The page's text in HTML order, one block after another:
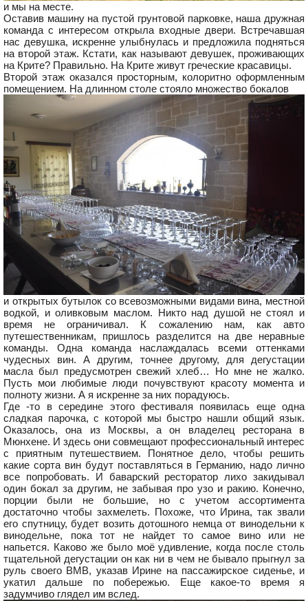
и мы на месте.
Оставив машину на пустой грунтовой парковке, наша дружная
команда с интересом открыла входные двери. Встречавшая
нас девушка, искренне улыбнулась и предложила подняться
на второй этаж. Кстати, как называют девушек, проживающих
на Крите? Правильно. На Крите живут греческие красавицы.
Второй этаж оказался просторным, колоритно оформленным
помещением. На длинном столе стояло множество бокалов
и открытых бутылок со всевозможными видами вина, местной
водкой, и оливковым маслом. Никто над душой не стоял и
время не ограничивал. К сожалению нам, как авто
путешественникам, пришлось разделится на две неравные
команды. Одна команда наслаждалась всеми оттенками
чудесных вин. А другим, точнее другому, для дегустации
масла был предусмотрен свежий хлеб… Но мне не жалко.
Пусть мои любимые люди почувствуют красоту момента и
полноту жизни. А я искренне за них порадуюсь.
Где -то в середине этого фестиваля появилась еще одна
сладкая парочка, с которой мы быстро нашли общий язык.
Оказалось, она из Москвы, а он владелец ресторана в
Мюнхене. И здесь они совмещают профессиональный интерес
с приятным путешествием. Понятное дело, чтобы решить
какие сорта вин будут поставляться в Германию, надо лично
все попробовать. И баварский ресторатор лихо закидывал
один бокал за другим, не забывая про узо и ракию. Конечно,
порции были не большие, но с учетом ассортимента
достаточно чтобы захмелеть. Похоже, что Ирина, так звали
его спутницу, будет возить дотошного немца от винодельни к
винодельне, пока тот не найдет то самое вино или не
напьется. Каково же было моё удивление, когда после столь
тщательной дегустации он как ни в чем не бывало прыгнул за
руль своего ВМВ, указав Ирине на пассажирское сиденье, и
укатил дальше по побережью. Еще какое-то время я
задумчиво глядел им вслед.